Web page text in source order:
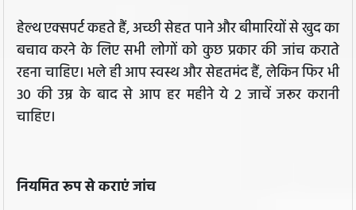
हेल्थ एक्सपर्ट कहते हैं, अच्छी सेहत पाने और बीमारियों से खुद का
बचाव करने के लिए सभी लोगों को कुछ प्रकार की जांच कराते
रहना चाहिए। भले ही आप स्वस्थ और सेहतमंद हैं, लेकिन फिर भी
30 की उम्र के बाद से आप हर महीने ये 2 जाचें जरूर करानी
चाहिए।
नियमित रूप से कराएं जांच